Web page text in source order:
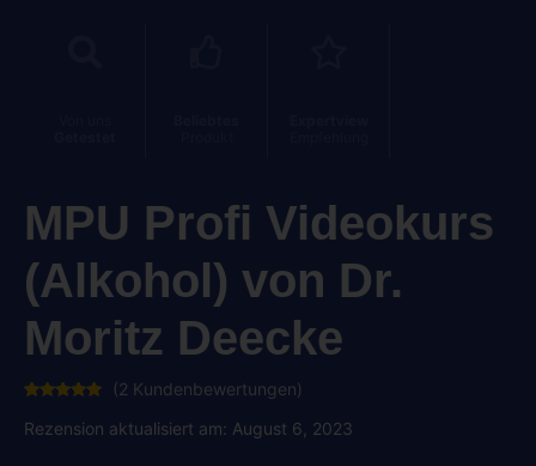
MPU Profi Videokurs
(Alkohol) von Dr.
Moritz Deecke
mit5.00
von 5,
(2 Kundenbewertungen)
Rezension aktualisiert am: August 6, 2023